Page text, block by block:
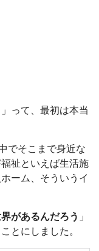
」って、最初は本当
でそこまで身近な
祉といえば生活施
ーム、そういうイ
があるんだろう 」
とにしました。